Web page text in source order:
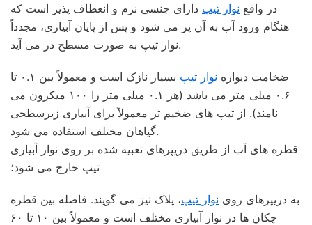
در واقع نوار تیپ دارای جنسی نرم و انعطاف پذیر است که
هنگام ورود آب به آن پر می شود و پس از پایان آبیاری، مجدداً
نوار تیپ به صورت مسطح در می آید.
ضخامت دیواره نوار تیپ
بسیار نازک است و معمولاً بین ۰.۱ تا
۰.۶ میلی متر می باشد (هر ۰.۱ میلی متر را ۱۰۰ میکرون می
نامند). از تیپ های ضخیم تر معمولاً برای آبیاری زیرسطحی
گیاهان مختلف استفاده می شود.
قطره های آب از طریق دریپرهای تعبیه شده بر روی نوار آبیاری
تیپ خارج می شود؛
به دریپرهای روی نوار تیپ، پلاک نیز می گویند. فاصله بین قطره
چکان ها در نوار آبیاری مختلف است و معمولاً بین ۱۰ تا ۶۰